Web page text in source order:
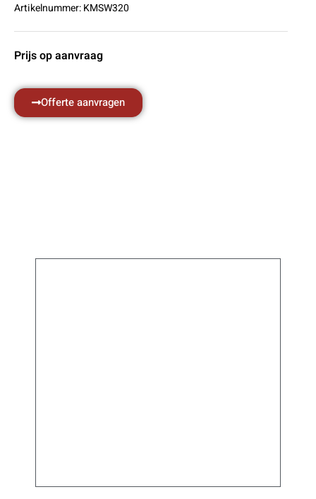
Artikelnummer:KMSW320
Prijs op aanvraag
Offerte aanvragen